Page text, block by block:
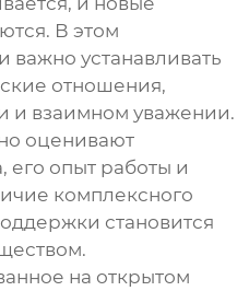
В этом
устанавливать
отношения,
и взаимном уважении.
оценивают
его опыт работы и
комплексного
становится
на открытом